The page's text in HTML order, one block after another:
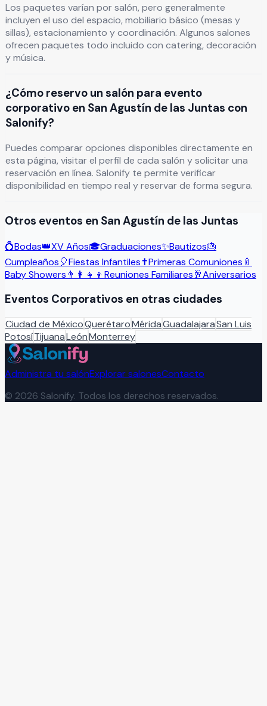
Los paquetes varían por salón, pero generalmente
incluyen el uso del espacio, mobiliario básico (mesas y
sillas), estacionamiento y coordinación. Algunos salones
ofrecen paquetes todo incluido con catering, decoración
y música.
¿Cómo reservo un salón para evento
corporativo en San Agustín de las Juntas con
Salonify?
Puedes comparar opciones disponibles directamente en
esta página, visitar el perfil de cada salón y solicitar una
reservación en línea. Salonify te permite verificar
disponibilidad en tiempo real y reservar de forma segura.
Otros eventos en San Agustín de las Juntas
💍Bodas👑XV Años🎓Graduaciones✨Bautizos🎂
Cumpleaños🎈Fiestas Infantiles✝️Primeras Comuniones 🍼
Baby Showers 👨‍👩‍👧‍👦 Reuniones Familiares🥂Aniversarios
Eventos Corporativos en otras ciudades
Ciudad de MéxicoQuerétaroMéridaGuadalajaraSan Luis
PotosíTijuanaLeónMonterrey
Administra tu salónExplorar salonesContacto
© 2026 Salonify. Todos los derechos reservados.